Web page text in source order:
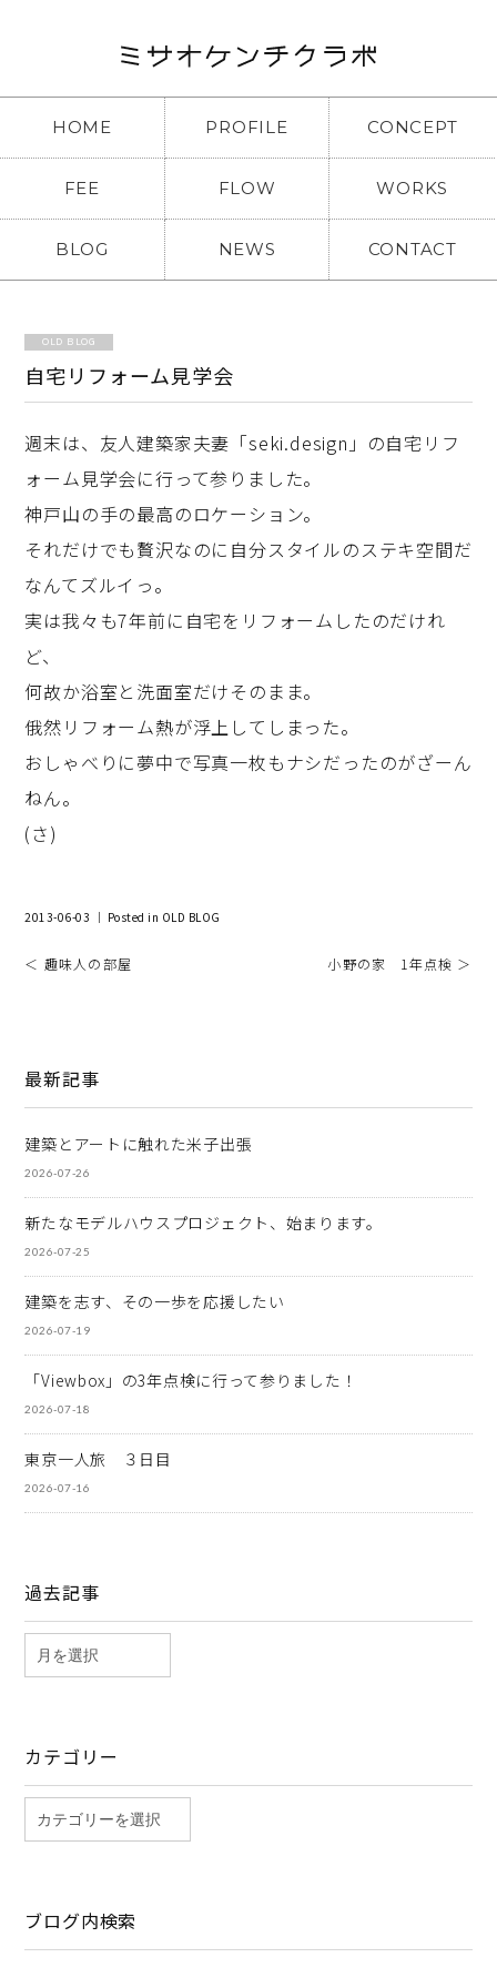
HOME PROFILE CONCEPT
FEE FLOW WORKS
BLOG NEWS CONTACT
OLD BLOG
自宅リフォーム見学会
週末は、友人建築家夫妻「seki.design」の自宅リフ
ォーム見学会に行って参りました。
神戸山の手の最高のロケーション。
それだけでも贅沢なのに自分スタイルのステキ空間だ
なんてズルイっ。
実は我々も7年前に自宅をリフォームしたのだけれ
ど、
何故か浴室と洗面室だけそのまま。
俄然リフォーム熱が浮上してしまった。
おしゃべりに夢中で写真一枚もナシだったのがざーん
ねん。
(さ)
2013-06-03 ｜ Posted in OLD BLOG
＜ 趣味人の部屋 小野の家 1年点検 ＞
最新記事
建築とアートに触れた米子出張
2026-07-26
新たなモデルハウスプロジェクト、始まります。
2026-07-25
建築を志す、その一歩を応援したい
2026-07-19
「Viewbox」の3年点検に行って参りました！
2026-07-18
東京一人旅 ３日目
2026-07-16
過去記事
カテゴリー
ブログ内検索